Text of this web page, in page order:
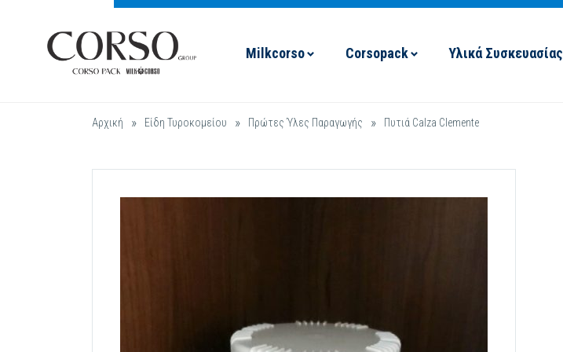
Milkcorso Corsopack Υλικά Συσκευασίας
Αρχική » Είδη Τυροκομείου » Πρώτες Ύλες Παραγωγής » Πυτιά Calza Clemente